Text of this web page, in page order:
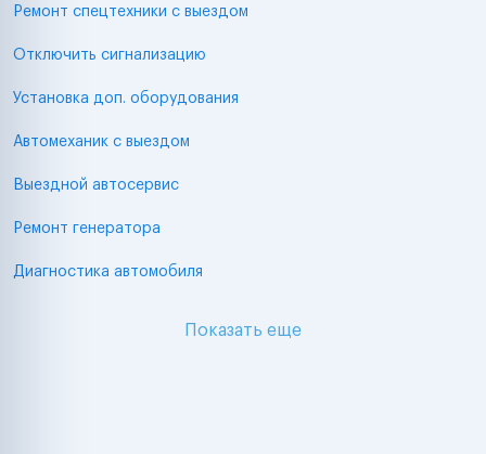
Ремонт спецтехники с выездом
Отключить сигнализацию
Установка доп. оборудования
Автомеханик с выездом
Выездной автосервис
Ремонт генератора
Диагностика автомобиля
Показать еще